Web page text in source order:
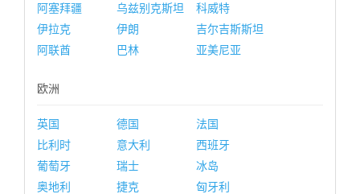
阿塞拜疆
乌兹别克斯坦
科威特
伊拉克
伊朗
吉尔吉斯斯坦
阿联酋
巴林 亚美尼亚
欧洲
英国 德国
法国
比利时
意大利
西班牙
葡萄牙
瑞士
冰岛
奥地利
捷克
匈牙利